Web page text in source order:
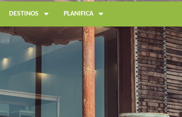
DESTINOS PLANIFICA